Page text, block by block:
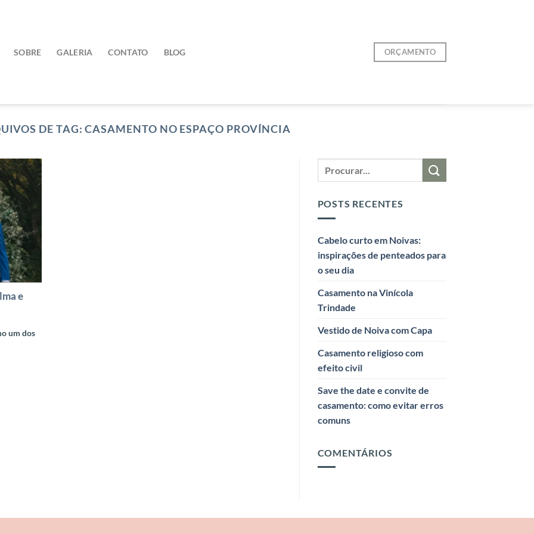
SOBRE GALERIA CONTATO BLOG ORÇAMENTO
DE TAG:CASAMENTO NO ESPAÇO PROVÍNCIA
e
um dos
POSTS RECENTES
Cabelo curto em Noivas:
inspirações de penteados para
o seu dia
Casamento na Vinícola
Trindade
Vestido de Noiva com Capa
Casamento religioso com
efeito civil
Save the date e convite de
casamento: como evitar erros
comuns
COMENTÁRIOS